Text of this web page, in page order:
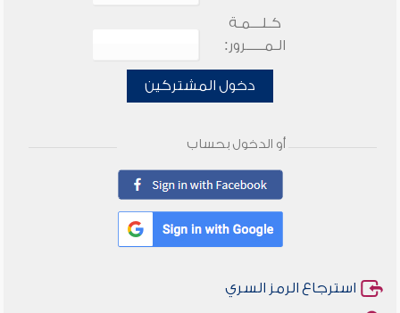
كـلـــمـة
الـمـــــرور:
دخول المشتركين
أو الدخول بحساب
استرجاع الرمز السري